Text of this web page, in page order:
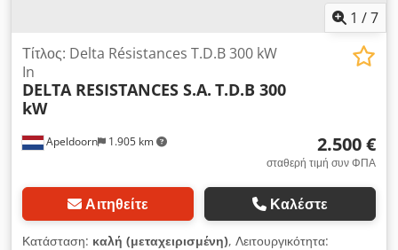
1 /7
Apeldoorn 1.905 km
Τίτλος: Delta Résistances T.D.B 300 kW
In
DELTA RESISTANCES S.A. T.D.B 300
kW
2.500 €
σταθερή τιμή συν ΦΠΑ
Αιτηθείτε Καλέστε
Κατάσταση: καλή (μεταχειρισμένη), Λειτουργικότητα: